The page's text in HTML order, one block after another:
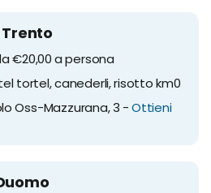
€20,00 a persona
tortel, canederli, risotto km0
Oss-Mazzurana, 3 -Ottieni